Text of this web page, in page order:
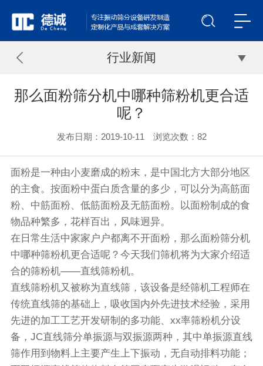
行业新闻
那么面粉筛分机中哪种筛粉机更合适
呢？
发布日期：2019-10-11 浏览次数： 82
面粉是一种由小麦磨成的粉末，是中国北方大部分地区
的主食。按面粉中蛋白质含量的多少，可以分为高筋面
粉、中筋面粉、低筋面粉及无筋面粉。以面粉制成的食
物品种繁多，花样百出，风味迥异。
在日常生活中家家户户都离不开面粉，那么面粉筛分机
中哪种筛粉机更合适呢？今天我们筛机将为大家介绍适
合的筛粉机——直线筛粉机。
直线筛粉机又被称为直线筛，该设备是经筛机工程师在
传统直线筛的基础上，吸收国内外先进技术经验，采用
先进的加工工艺开发研制的多功能、xx率筛粉机分设
备，JC直线筛分单振源与双振源两种，其中单振源直线
筛作用到物料上主要产生上下振动，无自动排料功能；